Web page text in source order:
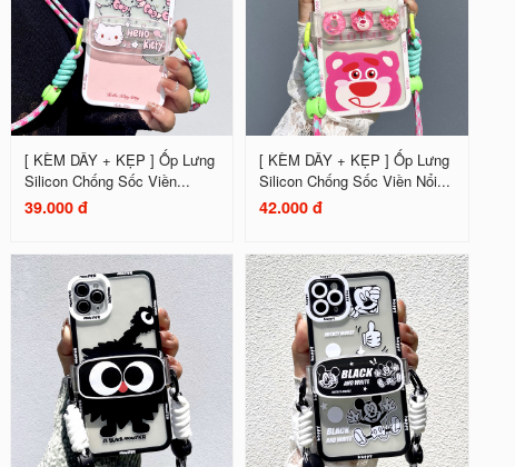
[ KÈM DÂY + KẸP ] Ốp Lưng
Silicon Chống Sốc Viền...
39.000 đ
[ KÈM DÂY + KẸP ] Ốp Lưng
Silicon Chống Sốc Viền Nổi...
42.000 đ